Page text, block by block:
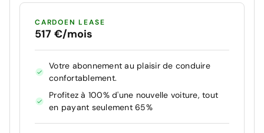
CARDOEN LEASE
517 €/mois
Votre abonnement au plaisir de conduire
confortablement.
Profitez à 100% d'une nouvelle voiture, tout
en payant seulement 65%